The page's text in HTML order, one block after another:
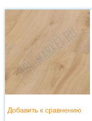
Добавить к сравнению